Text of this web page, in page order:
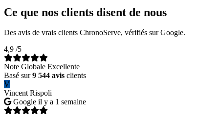
Ce que nos clients disent de nous
Des avis de vrais clients ChronoServe, vérifiés sur Google.
4,9 /5
Note Globale Excellente
Basé sur9 544 avis clients
V
Vincent Rispoli
Google il y a 1 semaine